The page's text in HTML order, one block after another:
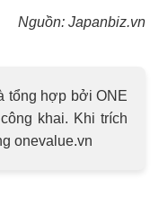
Nguồn: Japanbiz.vn
tổng hợp bởi ONE
khai. Khi trích
onevalue.vn